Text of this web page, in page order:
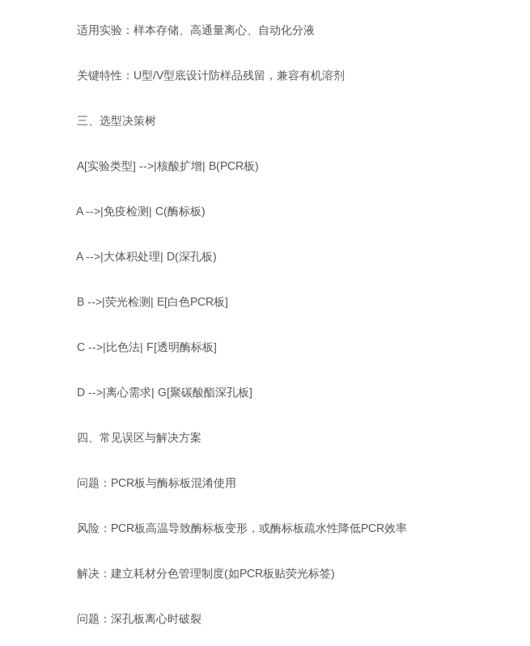
适用实验‌：样本存储、高通量离心、自动化分液
关键特性‌：U型/V型底设计防样品残留‌，兼容有机溶剂
三、选型决策树‌
A[实验类型] -->|核酸扩增| B(PCR板)
A -->|免疫检测| C(酶标板)
A -->|大体积处理| D(深孔板)
B -->|荧光检测| E[白色PCR板]
C -->|比色法| F[透明酶标板]
D -->|离心需求| G[聚碳酸酯深孔板]
四、常见误区与解决方案‌
问题‌：PCR板与酶标板混淆使用
风险‌：PCR板高温导致酶标板变形，或酶标板疏水性降低PCR效率‌
解决‌：建立耗材分色管理制度(如PCR板贴荧光标签)
问题‌：深孔板离心时破裂